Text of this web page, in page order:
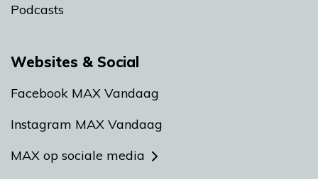
Podcasts
Websites & Social
Facebook MAX Vandaag
Instagram MAX Vandaag
MAX op sociale media